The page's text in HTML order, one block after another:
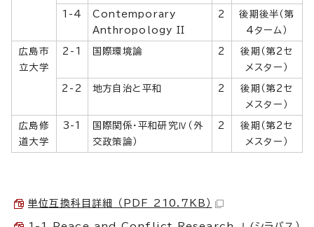
1-4
Contemporary
Anthropology II
2
後期後半（第
4ターム）
広島市
立大学
2-1 国際環境論 2
後期（第2セ
メスター）
2-2 地方自治と平和 2
後期（第2セ
メスター）
広島修
道大学
3-1
国際関係・平和研究Ⅳ（外
交政策論）
2
後期（第2セ
メスター）
単位互換科目詳細 （PDF 210.7KB）